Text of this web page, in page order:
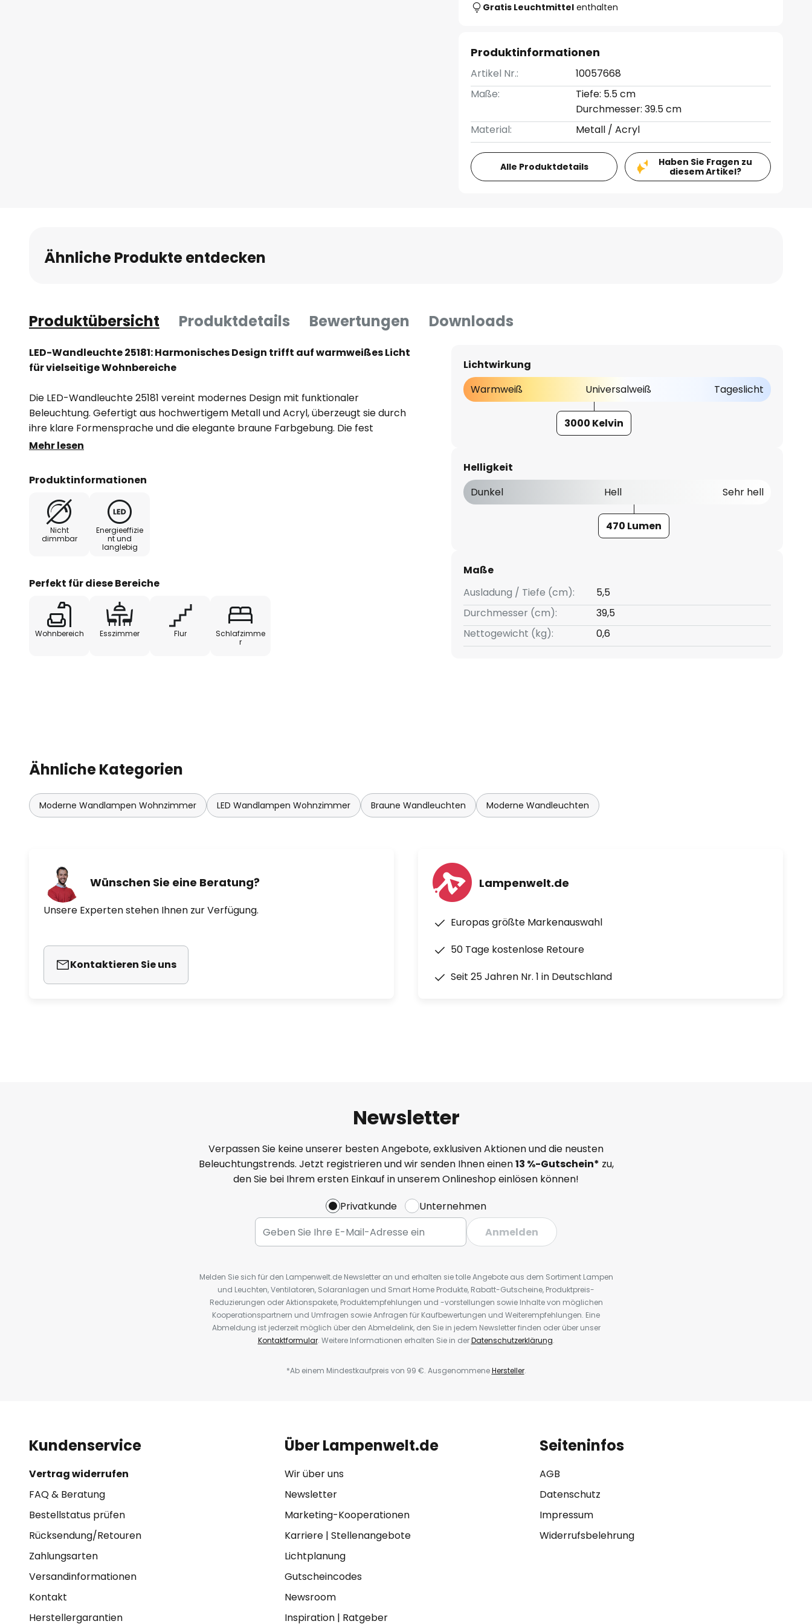
Gratis Leuchtmittel enthalten
Produktinformationen
Artikel Nr.:
10057668
Maße:
Tiefe: 5.5 cm
Durchmesser: 39.5 cm
Material:
Metall / Acryl
Alle Produktdetails
Haben Sie Fragen zu
diesem Artikel?
Ähnliche Produkte entdecken
Produktübersicht Produktdetails Bewertungen Downloads
LED-Wandleuchte 25181: Harmonisches Design trifft auf warmweißes Licht
für vielseitige Wohnbereiche
Die LED-Wandleuchte 25181 vereint modernes Design mit funktionaler
Beleuchtung. Gefertigt aus hochwertigem Metall und Acryl, überzeugt sie durch
ihre klare Formensprache und die elegante braune Farbgebung. Die fest
integrierte LED-Lichtquelle sorgt für eine gleichmäßige Ausleuchtung und eine
Farbwiedergabe von 90 Ra werden Farben authentisch und lebendig dargestellt,
macht.
Neben ihrer ästhetischen Wirkung punktet die Wandleuchte durch
energieeffizientes Licht, das den Stromverbrauch reduziert. Die Kombination aus
Beleuchtungslösung, die sowohl Funktionalität als auch Designansprüche erfüllt.
Mehr lesen
Produktinformationen
Nicht
dimmbar
Energieeffizie
nt und
langlebig
Perfekt für diese Bereiche
Wohnbereich Esszimmer Flur
Schlafzimme
r
Lichtwirkung
Warmweiß
Universalweiß Tageslicht
3000 Kelvin
Helligkeit
Dunkel
Hell Sehr hell
470 Lumen
Maße
Ausladung / Tiefe (cm):
5,5
Durchmesser (cm):
39,5
Nettogewicht (kg):
0,6
Ähnliche Kategorien
Moderne Wandlampen Wohnzimmer LED Wandlampen Wohnzimmer Braune Wandleuchten Moderne Wandleuchten
Wünschen Sie eine Beratung?
Unsere Experten stehen Ihnen zur Verfügung.
Kontaktieren Sie uns
Lampenwelt.de
Europas größte Markenauswahl
50 Tage kostenlose Retoure
Seit 25 Jahren Nr. 1 in Deutschland
Newsletter
Verpassen Sie keine unserer besten Angebote, exklusiven Aktionen und die neusten
Beleuchtungstrends. Jetzt registrieren und wir senden Ihnen einen13 %-Gutschein* zu,
den Sie bei Ihrem ersten Einkauf in unserem Onlineshop einlösen können!
Privatkunde
Unternehmen
Anmelden
Melden Sie sich für den Lampenwelt.de Newsletter an und erhalten sie tolle Angebote aus dem Sortiment Lampen
und Leuchten, Ventilatoren, Solaranlagen und Smart Home Produkte, Rabatt-Gutscheine, Produktpreis-
Reduzierungen oder Aktionspakete, Produktempfehlungen und -vorstellungen sowie Inhalte von möglichen
Kooperationspartnern und Umfragen sowie Anfragen für Kaufbewertungen und Weiterempfehlungen. Eine
Abmeldung ist jederzeit möglich über den Abmeldelink, den Sie in jedem Newsletter finden oder über unser
Kontaktformular. Weitere Informationen erhalten Sie in derDatenschutzerklärung.
*Ab einem Mindestkaufpreis von 99 €. AusgenommeneHersteller.
Kundenservice
Vertrag widerrufen
FAQ & Beratung
Bestellstatus prüfen
Rücksendung/Retouren
Zahlungsarten
Versandinformationen
Kontakt
Herstellergarantien
Über Lampenwelt.de
Wir über uns
Newsletter
Marketing-Kooperationen
Karriere| Stellenangebote
Lichtplanung
Gutscheincodes
Newsroom
Inspiration| Ratgeber
Seiteninfos
AGB
Datenschutz
Impressum
Widerrufsbelehrung